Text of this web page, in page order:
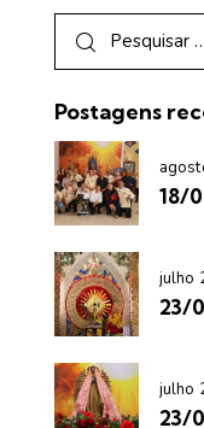
Postagens
18/
julho
23/
julho
23/